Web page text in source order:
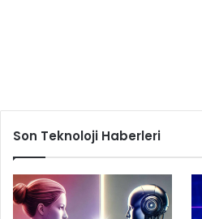
Son Teknoloji Haberleri